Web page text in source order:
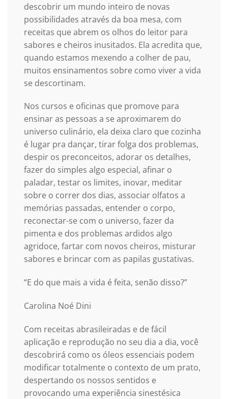
descobrir um mundo inteiro de novas
possibilidades através da boa mesa, com
receitas que abrem os olhos do leitor para
sabores e cheiros inusitados. Ela acredita que,
quando estamos mexendo a colher de pau,
muitos ensinamentos sobre como viver a vida
se descortinam.
Nos cursos e oficinas que promove para
ensinar as pessoas a se aproximarem do
universo culinário, ela deixa claro que cozinha
é lugar pra dançar, tirar folga dos problemas,
despir os preconceitos, adorar os detalhes,
fazer do simples algo especial, afinar o
paladar, testar os limites, inovar, meditar
sobre o correr dos dias, associar olfatos a
memórias passadas, entender o corpo,
reconectar-se com o universo, fazer da
pimenta e dos problemas ardidos algo
agridoce, fartar com novos cheiros, misturar
sabores e brincar com as papilas gustativas.
“E do que mais a vida é feita, senão disso?”
Carolina Noé Dini
Com receitas abrasileiradas e de fácil
aplicação e reprodução no seu dia a dia, você
descobrirá como os óleos essenciais podem
modificar totalmente o contexto de um prato,
despertando os nossos sentidos e
provocando uma experiência sinestésica